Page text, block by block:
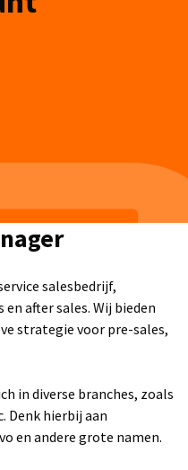
salesbedrijf,
after sales. Wij bieden
strategie voor pre-sales,
in diverse branches, zoals
Denk hierbij aan
en andere grote namen.